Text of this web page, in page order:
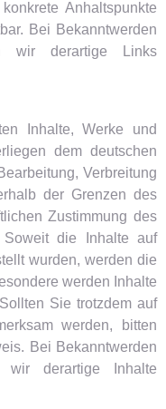
Anhaltspunkte
Bei Bekanntwerden
wir derartige Links
Inhalte, Werke und
dem deutschen
Verbreitung
der Grenzen des
Zustimmung des
Soweit die Inhalte auf
wurden, werden die
werden Inhalte
Sie trotzdem auf
werden, bitten
Bei Bekanntwerden
wir derartige Inhalte